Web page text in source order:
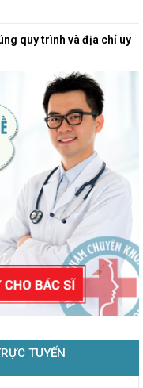
quy trình và địa chỉ uy
TUYẾN